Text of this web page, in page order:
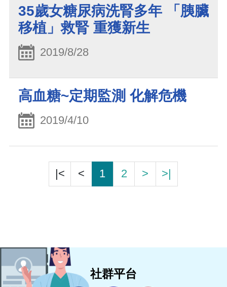
35歲女糖尿病洗腎多年 「胰臟
移植」救腎 重獲新生
2019/8/28
高血糖~定期監測 化解危機
2019/4/10
|< < 1 2 > >|
社群平台